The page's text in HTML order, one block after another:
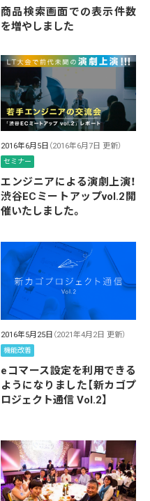
商品検索画面での表示件数
を増やしました
2016年6月5日 （2016年6月7日 更新）
セミナー
エンジニアによる演劇上演！
渋谷ECミートアップvol.2開
催いたしました。
2016年5月25日 （2021年4月2日 更新）
機能改善
eコマース設定を利用できる
ようになりました【新カゴプ
ロジェクト通信 Vol.2】